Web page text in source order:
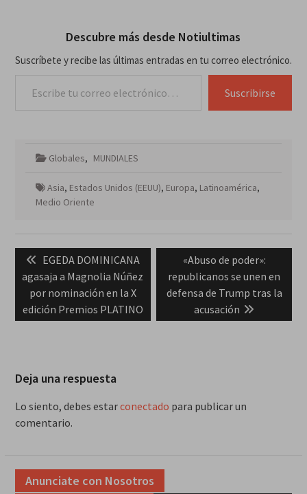
Descubre más desde Notiultimas
Suscríbete y recibe las últimas entradas en tu correo electrónico.
Suscribirse
Globales, MUNDIALES
Asia, Estados Unidos (EEUU), Europa, Latinoamérica,
Medio Oriente
de
entradas
Previous
post:
EGEDA DOMINICANA
agasaja a Magnolia Núñez
por nominación en la X
edición Premios PLATINO
Next
post:
«Abuso de poder»:
republicanos se unen en
defensa de Trump tras la
acusación
Deja una respuesta
Lo siento, debes estarconectado para publicar un
comentario.
Anunciate con Nosotros